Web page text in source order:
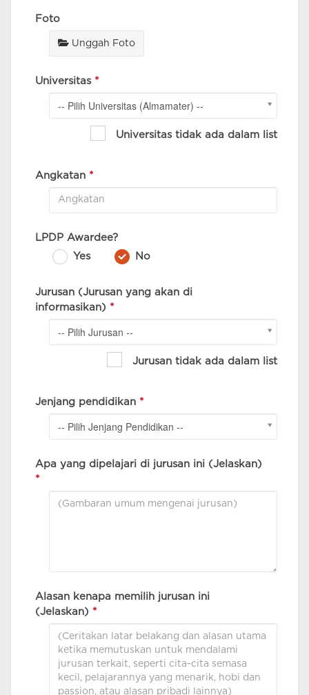
Foto
Unggah Foto
Universitas *
-- Pilih Universitas (Almamater) --
Universitas tidak ada dalam list
Angkatan *
LPDP Awardee?
Yes
No
Jurusan (Jurusan yang akan di
informasikan) *
-- Pilih Jurusan --
Jurusan tidak ada dalam list
Jenjang pendidikan *
-- Pilih Jenjang Pendidikan --
Apa yang dipelajari di jurusan ini (Jelaskan)
*
Alasan kenapa memilih jurusan ini
(Jelaskan) *